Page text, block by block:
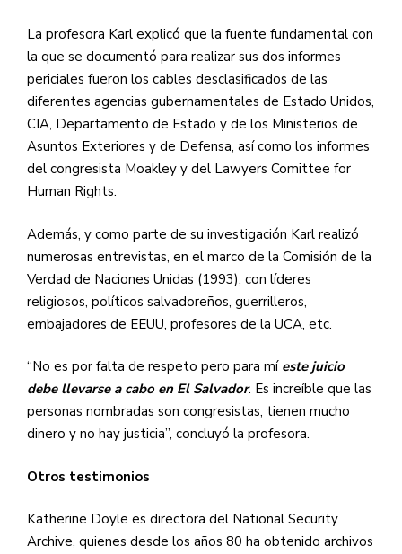
La profesora Karl explicó que la fuente fundamental con
la que se documentó para realizar sus dos informes
periciales fueron los cables desclasificados de las
diferentes agencias gubernamentales de Estado Unidos,
CIA, Departamento de Estado y de los Ministerios de
Asuntos Exteriores y de Defensa, así como los informes
del congresista Moakley y del Lawyers Comittee for
Human Rights.
Además, y como parte de su investigación Karl realizó
numerosas entrevistas, en el marco de la Comisión de la
Verdad de Naciones Unidas (1993), con líderes
religiosos, políticos salvadoreños, guerrilleros,
embajadores de EEUU, profesores de la UCA, etc.
“No es por falta de respeto pero para mí este juicio
debe llevarse a cabo en El Salvador. Es increíble que las
personas nombradas son congresistas, tienen mucho
dinero y no hay justicia”, concluyó la profesora.
Otros testimonios
Katherine Doyle es directora del National Security
Archive, quienes desde los años 80 ha obtenido archivos